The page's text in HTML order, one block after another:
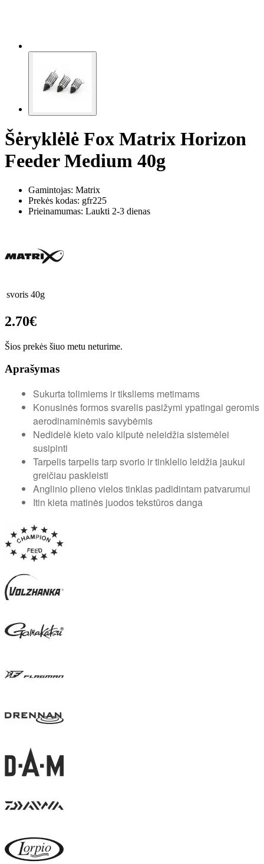
Šėryklėlė Fox Matrix Horizon
Feeder Medium 40g
Gamintojas: Matrix
Prekės kodas: gfr225
Prieinamumas: Laukti 2-3 dienas
svoris 40g
2.70€
Šios prekės šiuo metu neturime.
Aprašymas
Sukurta tolimiems ir tiksliems metimams
Konusinės formos svarelis pasižymi ypatingai geromis
aerodinaminėmis savybėmis
Nedidelė kieto valo kilputė neleidžia sistemėlei
susipinti
Tarpelis tarpelis tarp svorio ir tinklelio leidžia jaukui
greičiau paskleisti
Anglinio plieno vielos tinklas padidintam patvarumui
Itin kieta matinės juodos tekstūros danga